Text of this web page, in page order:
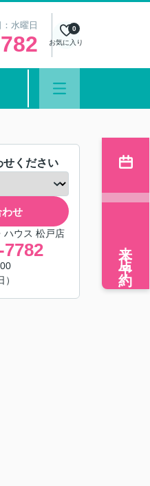
水曜日
お気に入り
0
せください
せ
ハウス 松戸店
7782 来店予約